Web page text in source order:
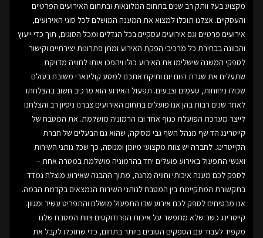
מקצוע בעל וותק רב שנים בתחום המלונאות ובתחום האירועים הפרטיים
והעסקיים. אצלנו תוכלו למצוא את המענה המושלם לכל סוגי האירועים,
אירועים פרטיים וגם אירועים עסקיים בכל הגדלים ומכל הסוגים, תוך כדי ייעוץ
והכוונה בבחירת כל מרכיבי הפקת האירוע ומתן פתרונות יצירתיים וקישור
לספקי המשנה שישלימו את האירוע כולו ויהפכו אותו לחוויה מדויקת
שתעלים את שגרת היום יום ותיקח אתכם למסע קולינארי משובח בעולם
שכולו ניחוחות, טעמים וצבעים. תפעול האירוע הוא מרכיב חשוב בהצלחתו
לאחר שנים רבות בהן אנו פועלים בתחום האירועים צברנו ניסיון רב והצלחנו
לייצר מערכת הפועלת כגוף אחד ובו הרמוניה מושלמת. את המטבח של
קייטרינג הד שף מנהל השף גבי מסיקה, שהוא גם הבעלים של חברת
הקייטרינג. לחברה יש צוות מקצועי מיומן ומנוסה, כך שכל נותני השירות
ואנשי התפעול באירוע פועלים יחד בהרמוניה מושלמת במטרה אחת –
לספק לכם מענה איכותי וחוויה מהנה, מתוך ההבנה שאירוע מוצלח נמדד
בתקשורת המתקיימת בין המטבח לנותני השירות הנמצאים בקדמת הבמה.
אנו מבטיחים לספק לכם אירוע שבו התפעול מושלם והתפריט עשיר ומגוון.
קייטרינג כשר שלא מתפשר על איכות הפרודוקטים צוות המטבח שלנו
מקפיד לעבוד עם הספקים הטובים ביותר בתחום, כדי שתוכלו לקבל את